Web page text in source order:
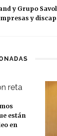
y Grupo
y
están
en